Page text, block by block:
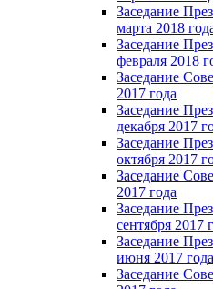
Заседание
марта 2018
Заседание
февраля 2018
Заседание
2017 года
Заседание
декабря 2017
Заседание
октября 2017
Заседание
2017 года
Заседание
сентября 2017
Заседание
июня 2017 года
Заседание